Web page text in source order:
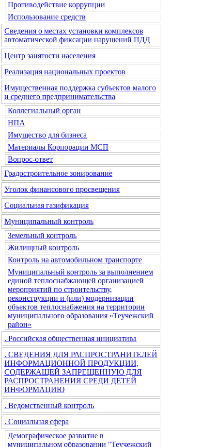
Противодействие коррупции
Использование средств
Сведения о местах установки комплексов
автоматической фиксации нарушений ПДД
Центр занятости населения
Реализация национальных проектов
Имущественная поддержка субъектов малого
и среднего предпринимательства
Коллегиальный орган
НПА
Имущество для бизнеса
Материалы Корпорации МСП
Вопрос-ответ
Градостроительное зонирование
Уголок финансового просвещения
Социальная газификация
Муниципальный контроль
Земельный контроль
Жилищный контроль
Контроль на автомобильном транспорте
Муниципальный контроль за выполнением
единой теплоснабжающей организацией
мероприятий по строительству,
реконструкции и (или) модернизации
объектов теплоснабжения на территории
муниципального образования «Теучежский
район»
. Российская общественная инициатива
. СВЕДЕНИЯ ДЛЯ РАСПРОСТРАНИТЕЛЕЙ
ИНФОРМАЦИОННОЙ ПРОДУКЦИИ,
СОДЕРЖАЩЕЙ ЗАПРЕЩЕННУЮ ДЛЯ
РАСПРОСТРАНЕНИЯ СРЕДИ ДЕТЕЙ
ИНФОРМАЦИЮ
. Ведомственный контроль
. Социальная сфера
Демографическое развитие в
муниципальном образовании "Теучежский